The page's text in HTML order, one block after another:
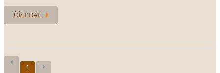
ČÍST DÁL
1